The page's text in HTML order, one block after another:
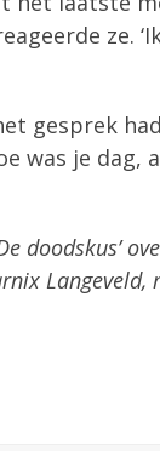
ze.
gesprek
was je
doodskus’
Langeveld,